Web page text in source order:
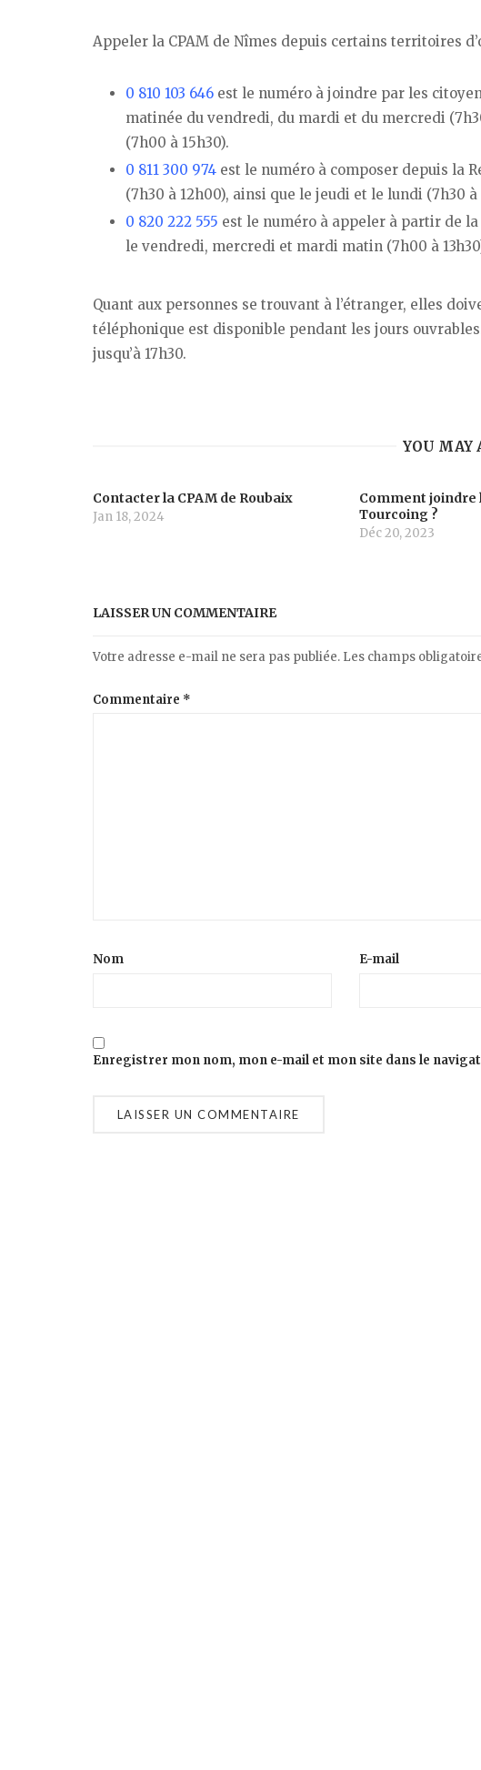
Appeler la CPAM de Nîmes depuis certains territoires
0 810 103 646 est le numéro à joindre par les
matinée du vendredi, du mardi et du mercredi
(7h00 à 15h30).
0 811 300 974 est le numéro à composer depuis la
(7h30 à 12h00), ainsi que le jeudi et le lundi (7h30 à
0 820 222 555 est le numéro à appeler à partir de
le vendredi, mercredi et mardi matin (7h00 à
Quant aux personnes se trouvant à l’étranger, elles
téléphonique est disponible pendant les jours
jusqu’à 17h30.
YOU MAY
Contacter la CPAM de Roubaix
Jan 18, 2024
Comment joindre
Tourcoing ?
Déc 20, 2023
LAISSER UN COMMENTAIRE
Votre adresse e-mail ne sera pas publiée. Les champs
Commentaire *
Nom E-mail
Enregistrer mon nom, mon e-mail et mon site dans le